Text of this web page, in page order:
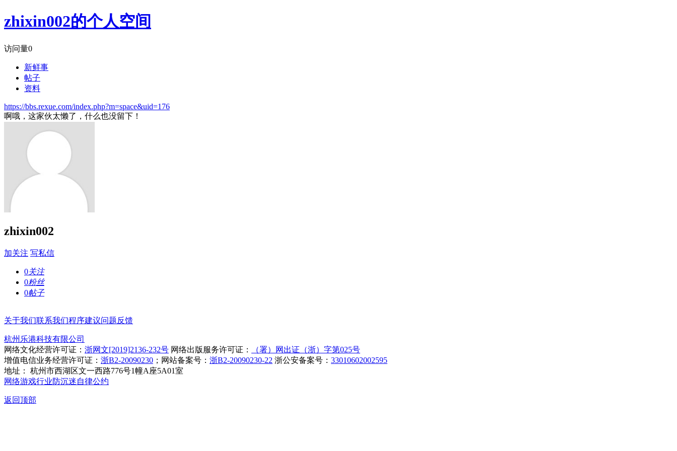
zhixin002的个人空间
访问量0
新鲜事
帖子
资料
https://bbs.rexue.com/index.php?m=space&uid=176
啊哦，这家伙太懒了，什么也没留下！
zhixin002
加关注 写私信
0关注
0粉丝
0帖子
关于我们联系我们程序建议问题反馈
杭州乐港科技有限公司
网络文化经营许可证： 浙网文[2019]2136-232号 网络出版服务许可证：
（署）网出证（浙）字第025号
增值电信业务经营许可证： 浙B2-20090230 ；网站备案号： 浙B2-20090230-22 浙公安备案号： 33010602002595
地址： 杭州市西湖区文一西路776号1幢A座5A01室
网络游戏行业防沉迷自律公约
返回顶部